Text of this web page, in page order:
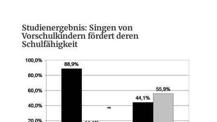
Studienergebnis: Singen von
Vorschulkindern fördert deren
Schulfähigkeit